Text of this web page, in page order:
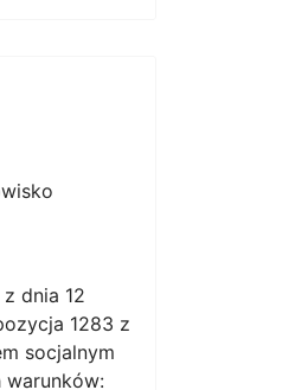
dnia 12
1283 z
socjalnym
warunków: